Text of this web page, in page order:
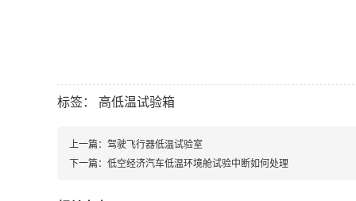
标签： 高低温试验箱
上一篇： 驾驶飞行器低温试验室
下一篇： 低空经济汽车低温环境舱试验中断如何处理